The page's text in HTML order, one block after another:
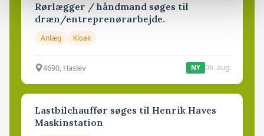
Rørlægger / håndmand søges til
dræn/entreprenørarbejde.
Anlæg Kloak
4690, Haslev NY 06. aug.
Lastbilchauffør søges til Henrik Haves
Maskinstation